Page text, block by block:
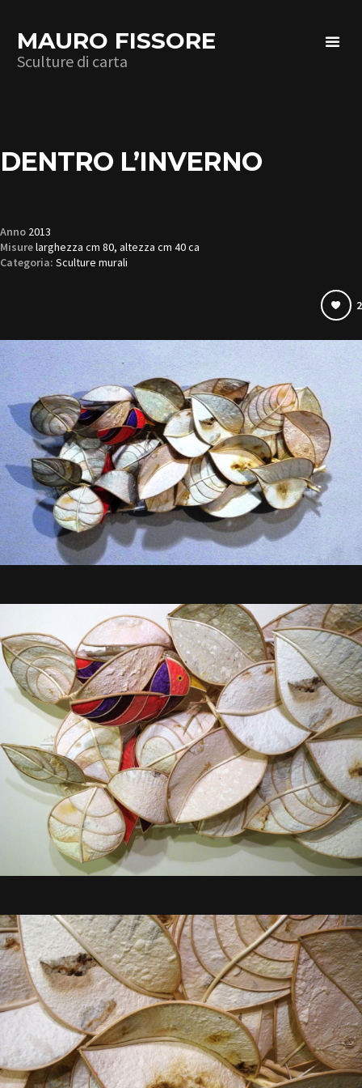
MAURO FISSORE
Sculture di carta
DENTRO L’INVERNO
Anno 2013
Misurelarghezza cm 80, altezza cm 40 ca
Categoria: Sculture murali
2